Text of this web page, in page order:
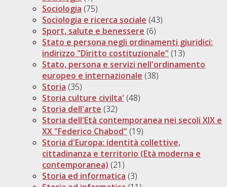
Sociologia (75)
Sociologia e ricerca sociale (43)
Sport, salute e benessere (6)
Stato e persona negli ordinamenti giuridici:
indirizzo "Diritto costituzionale" (13)
Stato, persona e servizi nell'ordinamento
europeo e internazionale (38)
Storia (35)
Storia culture civilta' (48)
Storia dell'arte (32)
Storia dell'Età contemporanea nei secoli XIX e
XX "Federico Chabod" (19)
Storia d'Europa: identità collettive,
cittadinanza e territorio (Età moderna e
contemporanea) (21)
Storia ed informatica (3)